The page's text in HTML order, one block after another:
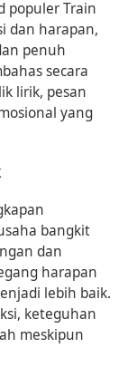
populer Train
dan harapan,
penuh
secara
lirik, pesan
yang
bangkit
dan
harapan
lebih baik.
keteguhan
meskipun